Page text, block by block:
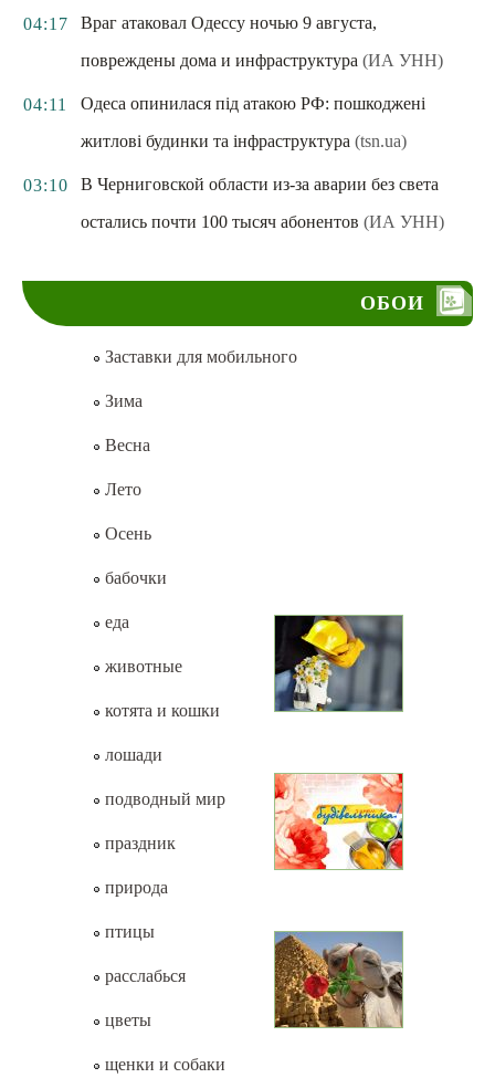
04:17
Враг атаковал Одессу ночью 9 августа,
повреждены дома и инфраструктура (ИА УНН)
04:11
Одеса опинилася під атакою РФ: пошкоджені
житлові будинки та інфраструктура (tsn.ua)
03:10
В Черниговской области из-за аварии без света
остались почти 100 тысяч абонентов (ИА УНН)
ОБОИ
Заставки для мобильного
Зима
Весна
Лето
Осень
бабочки
еда
животные
котята и кошки
лошади
подводный мир
праздник
природа
птицы
расслабься
цветы
щенки и собаки